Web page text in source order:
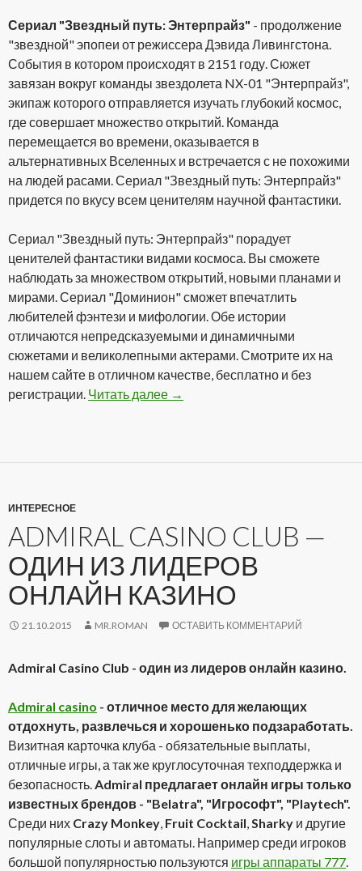
Сериал "Звездный путь: Энтерпрайз" - продолжение
"звездной" эпопеи от режиссера Дэвида Ливингстона.
События в котором происходят в 2151 году. Сюжет
завязан вокруг команды звездолета NX-01 "Энтерпрайз",
экипаж которого отправляется изучать глубокий космос,
где совершает множество открытий. Команда
перемещается во времени, оказывается в
альтернативных Вселенных и встречается с не похожими
на людей расами. Сериал "Звездный путь: Энтерпрайз"
придется по вкусу всем ценителям научной фантастики.
Сериал "Звездный путь: Энтерпрайз" порадует
ценителей фантастики видами космоса. Вы сможете
наблюдать за множеством открытий, новыми планами и
мирами. Сериал "Доминион" сможет впечатлить
любителей фэнтези и мифологии. Обе истории
отличаются непредсказуемыми и динамичными
сюжетами и великолепными актерами. Смотрите их на
нашем сайте в отличном качестве, бесплатно и без
регистрации. Читать далее Сериал Звездный путь:
→
ИНТЕРЕСНОЕ
ADMIRAL CASINO CLUB —
ОДИН ИЗ ЛИДЕРОВ
ОНЛАЙН КАЗИНО
21.10.2015 MR.ROMAN ОСТАВИТЬ КОММЕНТАРИЙ
Admiral Casino Club - один из лидеров онлайн казино.
Admiral casino - отличное место для желающих
отдохнуть, развлечься и хорошенько подзаработать.
Визитная карточка клуба - обязательные выплаты,
отличные игры, а так же круглосуточная техподдержка и
безопасность.Admiral предлагает онлайн игры только
известных брендов - "Belatra", "Игрософт", "Playtech".
Среди них Crazy Monkey, Fruit Cocktail,Sharky и другие
популярные слоты и автоматы. Например среди игроков
большой популярностью пользуются игры аппараты 777.